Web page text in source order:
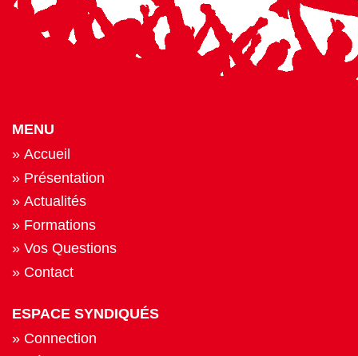
MENU
Accueil
Présentation
Actualités
Formations
Vos Questions
Contact
ESPACE SYNDIQUÉS
Connection